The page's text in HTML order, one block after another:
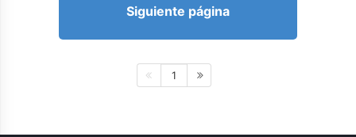
Siguiente página
1